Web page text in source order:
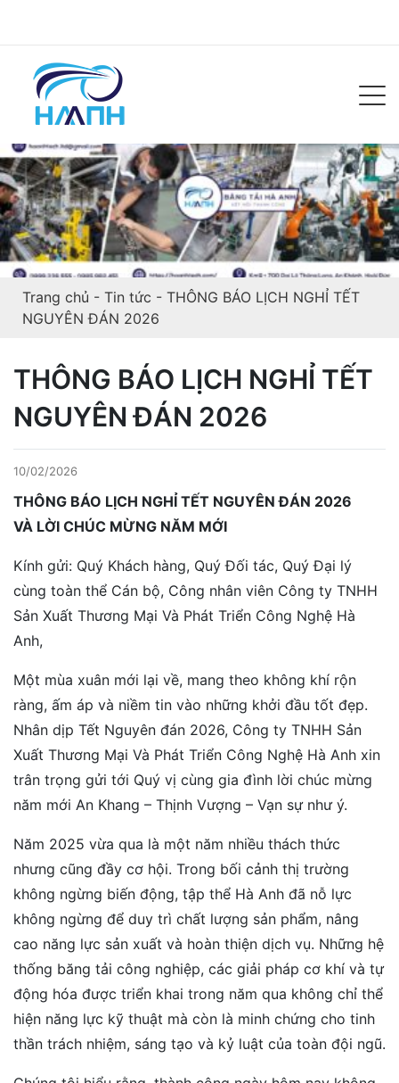
Trang chủ - Tin tức - THÔNG BÁO LỊCH NGHỈ TẾT
NGUYÊN ĐÁN 2026
THÔNG BÁO LỊCH NGHỈ TẾT
NGUYÊN ĐÁN 2026
10/02/2026
THÔNG BÁO LỊCH NGHỈ TẾT NGUYÊN ĐÁN 2026
VÀ LỜI CHÚC MỪNG NĂM MỚI
Kính gửi: Quý Khách hàng, Quý Đối tác, Quý Đại lý
cùng toàn thể Cán bộ, Công nhân viên Công ty TNHH
Sản Xuất Thương Mại Và Phát Triển Công Nghệ Hà
Anh,
Một mùa xuân mới lại về, mang theo không khí rộn
ràng, ấm áp và niềm tin vào những khởi đầu tốt đẹp.
Nhân dịp Tết Nguyên đán 2026, Công ty TNHH Sản
Xuất Thương Mại Và Phát Triển Công Nghệ Hà Anh xin
trân trọng gửi tới Quý vị cùng gia đình lời chúc mừng
năm mới An Khang – Thịnh Vượng – Vạn sự như ý.
Năm 2025 vừa qua là một năm nhiều thách thức
nhưng cũng đầy cơ hội. Trong bối cảnh thị trường
không ngừng biến động, tập thể Hà Anh đã nỗ lực
không ngừng để duy trì chất lượng sản phẩm, nâng
cao năng lực sản xuất và hoàn thiện dịch vụ. Những hệ
thống băng tải công nghiệp, các giải pháp cơ khí và tự
động hóa được triển khai trong năm qua không chỉ thể
hiện năng lực kỹ thuật mà còn là minh chứng cho tinh
thần trách nhiệm, sáng tạo và kỷ luật của toàn đội ngũ.